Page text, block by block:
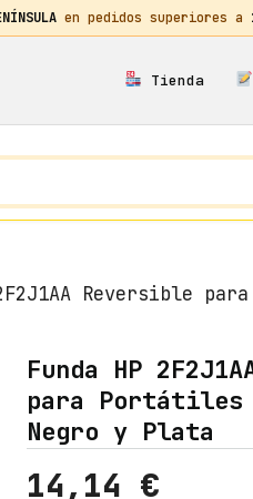
en pedidos superiores a
Tienda
Reversible
Funda HP
para Portátiles
Negro y Plata
14,14 €